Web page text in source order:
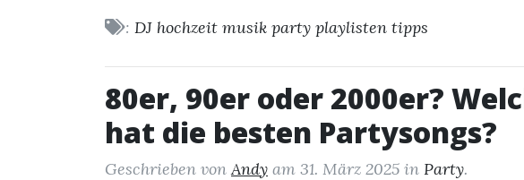
: DJ hochzeit musik party playlisten tipps
80er, 90er oder 2000er?
hat die besten Partysongs?
Geschrieben vonAndy am 31. März 2025 in Party.